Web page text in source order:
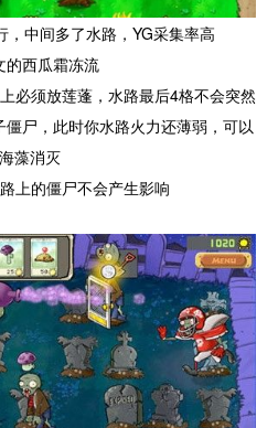
中间多了水路，YG采集率高
的西瓜霜冻流
必须放莲蓬，水路最后4格不会突然
尸，此时你水路火力还薄弱，可以
藻消灭
上的僵尸不会产生影响